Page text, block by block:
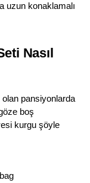
uzun konaklamalı
Nasıl
olan pansiyonlarda
boş
kurgu şöyle